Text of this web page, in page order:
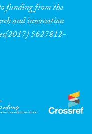
funding from the
and innovation
5627812-